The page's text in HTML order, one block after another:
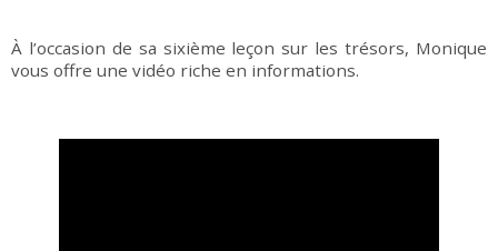
À l’occasion de sa sixième leçon sur les trésors, Monique
vous offre une vidéo riche en informations.